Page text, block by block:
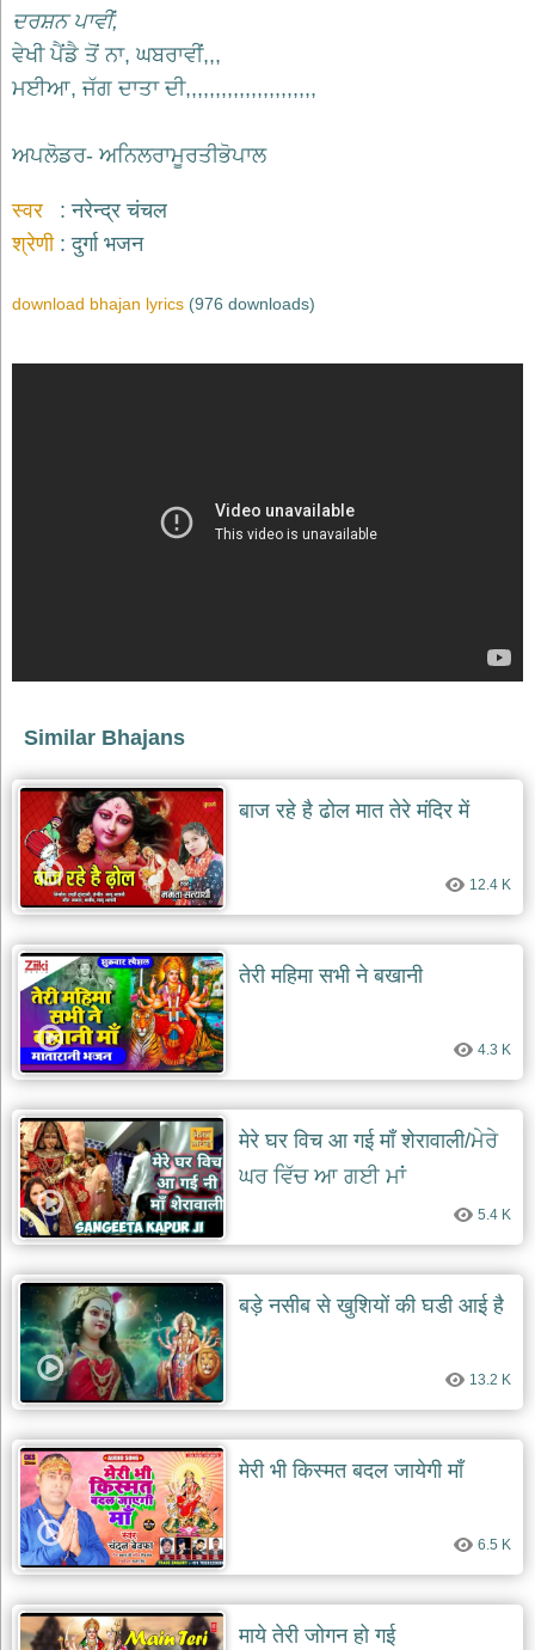
ਦਰਸ਼ਨ ਪਾਵੀਂ,
ਵੇਖੀ ਪੈਂਡੈ ਤੋਂ ਨਾ, ਘਬਰਾਵੀਂ,,,
ਮਈਆ, ਜੱਗ ਦਾਤਾ ਦੀ,,,,,,,,,,,,,,,,,,,,,,
ਅਪਲੋਡਰ- ਅਨਿਲਰਾਮੂਰਤੀਭੋਪਾਲ
स्वर
नरेन्द्र चंचल
श्रेणी
दुर्गा भजन
download bhajan lyrics (976 downloads)
Similar Bhajans
बाज रहे है ढोल मात तेरे मंदिर में
12.4 K
तेरी महिमा सभी ने बखानी
4.3 K
मेरे घर विच आ गई माँ शेरावाली/ਮੇਰੇ
ਘਰ ਵਿੱਚ ਆ ਗਈ ਮਾਂ
5.4 K
बड़े नसीब से खुशियों की घडी आई है
13.2 K
मेरी भी किस्मत बदल जायेगी माँ
6.5 K
माये तेरी जोगन हो गई